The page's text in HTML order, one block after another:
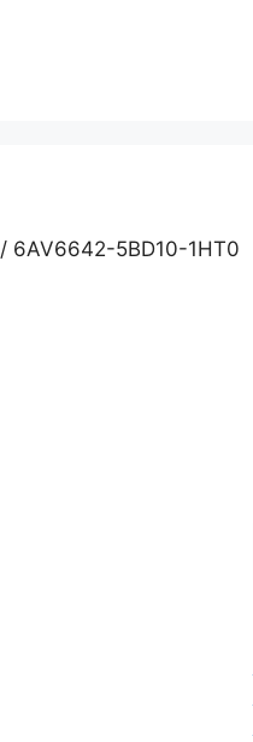
/ 6AV6642-5BD10-1HT0